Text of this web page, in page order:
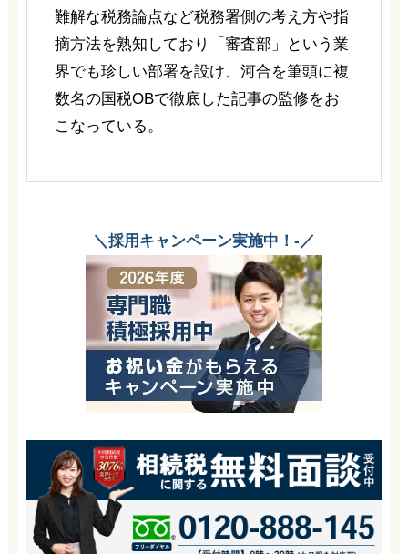
難解な税務論点など税務署側の考え方や指
摘方法を熟知しており「審査部」という業
界でも珍しい部署を設け、河合を筆頭に複
数名の国税OBで徹底した記事の監修をお
こなっている。
＼採用キャンペーン実施中！-／